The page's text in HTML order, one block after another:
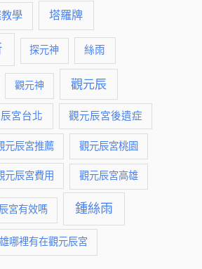
學 塔羅牌
探元神 絲雨
觀元神 觀元辰
宮台北 觀元辰宮後遺症
元辰宮推薦 觀元辰宮桃園
元辰宮費用 觀元辰宮高雄
宮有效嗎 鍾絲雨
哪裡有在觀元辰宮